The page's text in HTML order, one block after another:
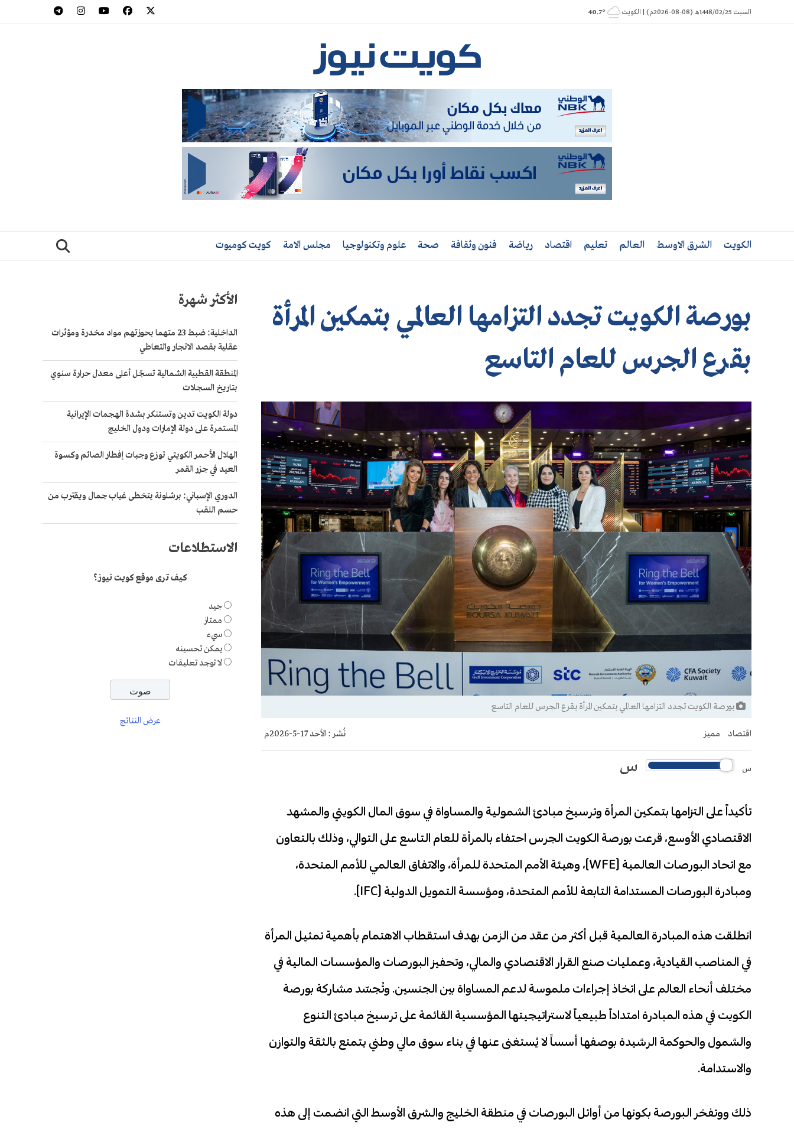
to
السبت 1448/02/25هـ (08-08-2026م) | الكويت ° 40.7
الكويت الشرق الاوسط العالم تعليم اقتصاد رياضة فنون وثقافة صحة علوم وتكنولوجيا مجلس الامة كويت كوميوت
بورصة الكويت تجدد التزامها العالمي بتمكين المرأة
بقرع الجرس للعام التاسع
بورصة الكويت تجدد التزامها العالمي بتمكين المرأة بقرع الجرس للعام التاسع
اقتصاد مميز نُشر : الأحد 17-5-2026م
س س
تأكيداً على التزامها بتمكين المرأة وترسيخ مبادئ الشمولية والمساواة في سوق المال الكويتي والمشهد
الاقتصادي الأوسع، قرعت بورصة الكويت الجرس احتفاء بالمرأة للعام التاسع على التوالي، وذلك بالتعاون
مع اتحاد البورصات العالمية (WFE)، وهيئة الأمم المتحدة للمرأة، والاتفاق العالمي للأمم المتحدة،
ومبادرة البورصات المستدامة التابعة للأمم المتحدة، ومؤسسة التمويل الدولية (IFC).
انطلقت هذه المبادرة العالمية قبل أكثر من عقد من الزمن بهدف استقطاب الاهتمام بأهمية تمثيل المرأة
في المناصب القيادية، وعمليات صنع القرار الاقتصادي والمالي، وتحفيز البورصات والمؤسسات المالية في
مختلف أنحاء العالم على اتخاذ إجراءات ملموسة لدعم المساواة بين الجنسين. وتُجسّد مشاركة بورصة
الكويت في هذه المبادرة امتداداً طبيعياً لاستراتيجيتها المؤسسية القائمة على ترسيخ مبادئ التنوع
والشمول والحوكمة الرشيدة بوصفها أسساً لا يُستغنى عنها في بناء سوق مالي وطني يتمتع بالثقة والتوازن
والاستدامة.
ذلك ووتفخر البورصة بكونها من أوائل البورصات في منطقة الخليج والشرق الأوسط التي انضمت إلى هذه
الأكثر شهرة
الداخلية: ضبط 23 متهما بحوزتهم مواد مخدرة ومؤثرات
عقلية بقصد الاتجار والتعاطي
المنطقة القطبية الشمالية تسجّل أعلى معدل حرارة سنوي
بتاريخ السجلات
دولة الكويت تدين وتستنكر بشدة الهجمات الإيرانية
المستمرة على دولة الإمارات ودول الخليج
الهلال الأحمر الكويتي توزع وجبات إفطار الصائم وكسوة
العيد في جزر القمر
الدوري الإسباني: برشلونة يتخطى غياب جمال ويقترب من
حسم اللقب
الاستطلاعات
كيف ترى موقع كويت نيوز؟
جيد
ممتاز
سيء
يمكن تحسينه
لا توجد تعليقات
عرض النتائج